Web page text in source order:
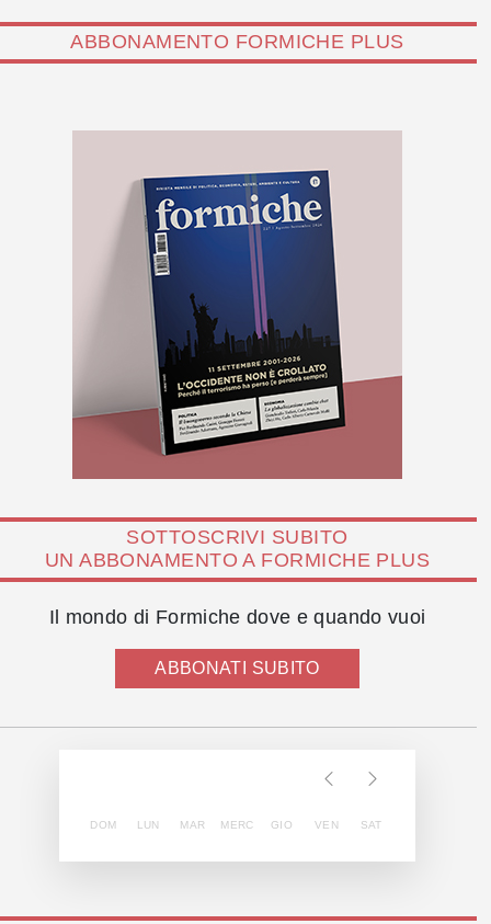
ABBONAMENTO FORMICHE PLUS
SOTTOSCRIVI SUBITO
UN ABBONAMENTO A FORMICHE PLUS
Il mondo di Formiche dove e quando vuoi
ABBONATI SUBITO
DOM LUN MAR MERC GIO VEN SAT